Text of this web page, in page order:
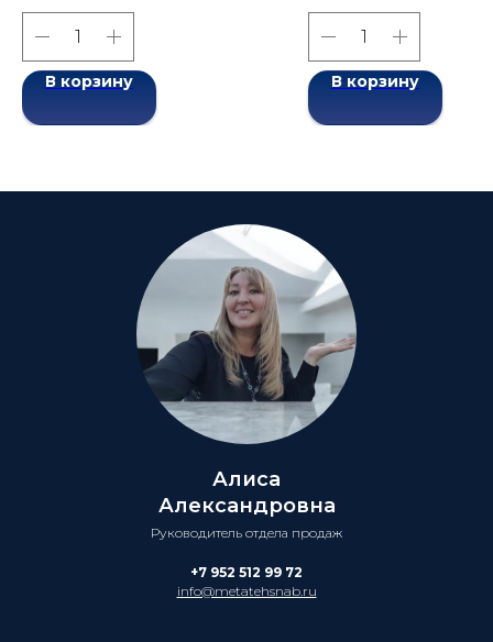
2001
В корзину
ГОСТ 17376-2001
В корзину
Алиса
Александровна
Руководитель отдела продаж
+7 952 512 99 72
info@metatehsnab.ru